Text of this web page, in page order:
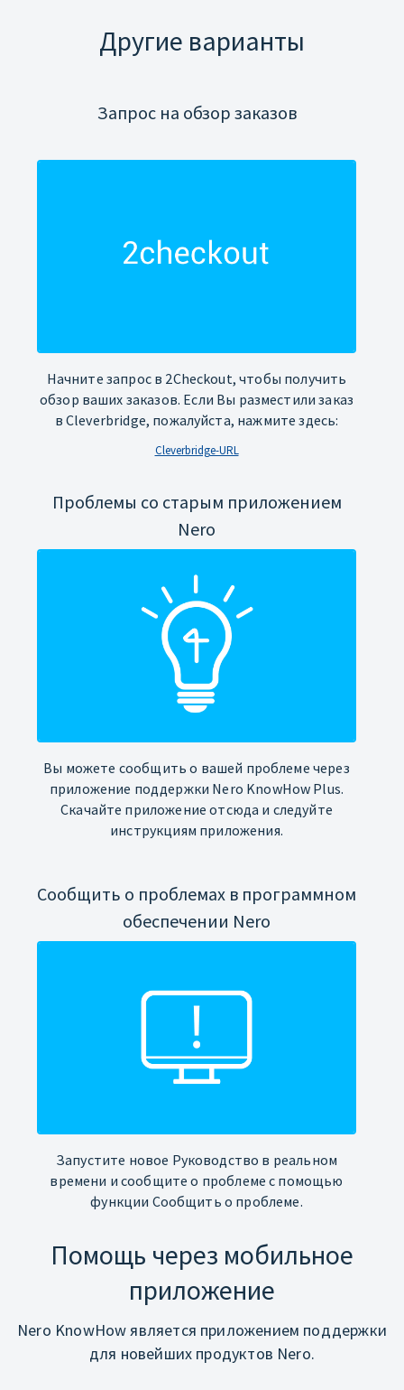
Другие варианты
Запрос на обзор заказов
Начните запрос в 2Checkout, чтобы получить
обзор ваших заказов. Если Вы разместили заказ
в Cleverbridge, пожалуйста, нажмите здесь:
Cleverbridge-URL
Проблемы со старым приложением
Nero
Вы можете сообщить о вашей проблеме через
приложение поддержки Nero KnowHow Plus.
Скачайте приложение отсюда и следуйте
инструкциям приложения.
Сообщить о проблемах в программном
обеспечении Nero
Запустите новое Руководство в реальном
времени и сообщите о проблеме с помощью
функции Сообщить о проблеме.
Помощь через мобильное
приложение
Nero KnowHow является приложением поддержки
для новейших продуктов Nero.